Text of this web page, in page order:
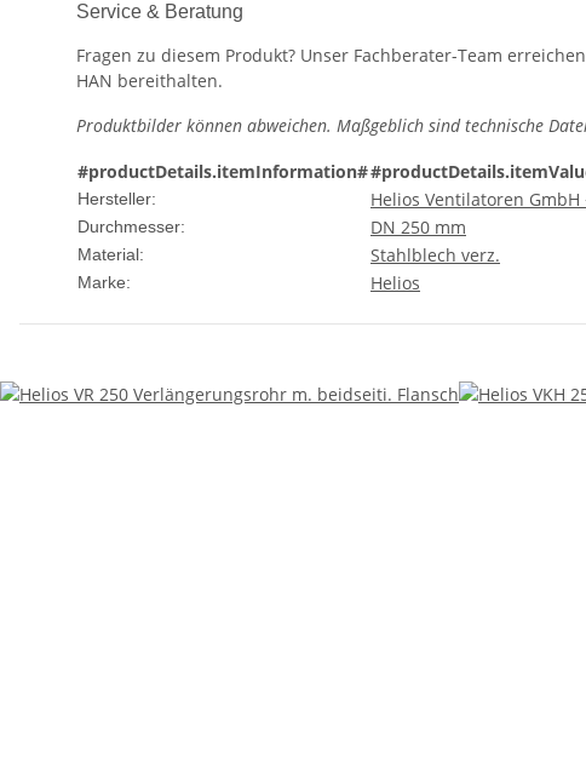
Service & Beratung
Fragen zu diesem Produkt? Unser Fachberater-Team
HAN bereithalten.
Produktbilder können abweichen. Maßgeblich sind technische
#productDetails.itemInformation#
Hersteller: Helios Ventilatoren GmbH
Durchmesser: DN 250 mm
Material: Stahlblech verz.
Marke: Helios